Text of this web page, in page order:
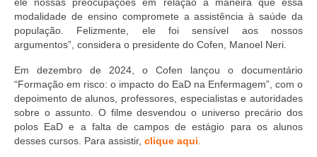
Processos Éticos
Censura Pública
Suspensão do Exercício Profissional
Para Você
Procedimento para registro
modalidade de ensino compromete a assistência à saúde da
população. Felizmente, ele foi sensível aos nossos
argumentos”, considera o presidente do Cofen, Manoel Neri.
Em dezembro de 2024, o Cofen lançou o documentário
“Formação em risco: o impacto do EaD na Enfermagem”, com o
depoimento de alunos, professores, especialistas e autoridades
sobre o assunto. O filme desvendou o universo precário dos
polos EaD e a falta de campos de estágio para os alunos
desses cursos. Para assistir, clique aqui